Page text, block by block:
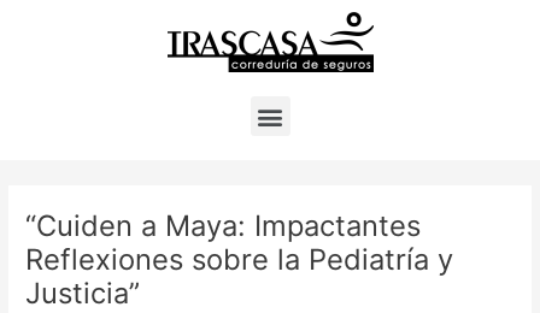
Menú
“Cuiden a Maya: Impactantes
Reflexiones sobre la Pediatría y
Justicia”